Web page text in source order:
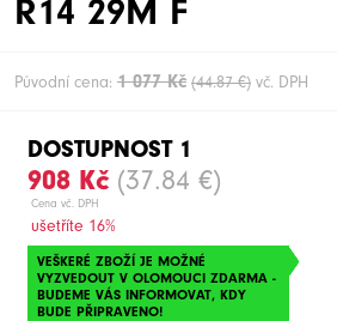
R14 29M F
Původní cena: 1 077 Kč (44.87 €) vč. DPH
DOSTUPNOST 1
908 Kč (37.84 €)
Cena vč. DPH
ušetříte 16%
VEŠKERÉ ZBOŽÍ JE MOŽNÉ
VYZVEDOUT V OLOMOUCI ZDARMA -
BUDEME VÁS INFORMOVAT, KDY
BUDE PŘIPRAVENO!